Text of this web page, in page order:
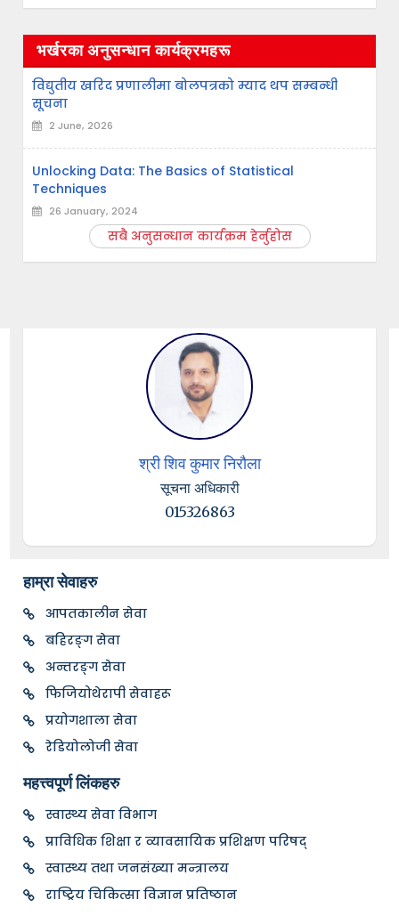
भर्खरका अनुसन्धान कार्यक्रमहरू
विद्युतीय खरिद प्रणालीमा बोलपत्रको म्याद थप सम्बन्धी
सूचना
2 June, 2026
Unlocking Data: The Basics of Statistical
Techniques
26 January, 2024
सबै अनुसन्धान कार्यक्रम हेर्नुहोस
श्री शिव कुमार निरौला
सूचना अधिकारी
015326863
हाम्रा सेवाहरु
आपतकालीन सेवा
बहिरङ्ग सेवा
अन्तरङ्ग सेवा
फिजियोथेरापी सेवाहरू
प्रयोगशाला सेवा
रेडियोलोजी सेवा
महत्त्वपूर्ण लिंकहरु
स्वास्थ्य सेवा विभाग
प्राविधिक शिक्षा र व्यावसायिक प्रशिक्षण परिषद्
स्वास्थ्य तथा जनसंख्या मन्त्रालय
राष्ट्रिय चिकित्सा विज्ञान प्रतिष्ठान